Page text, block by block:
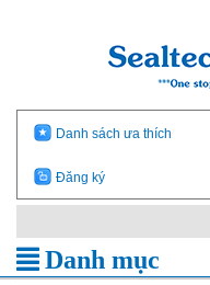
Danh sách ưa thích
Đăng ký
Danh mục